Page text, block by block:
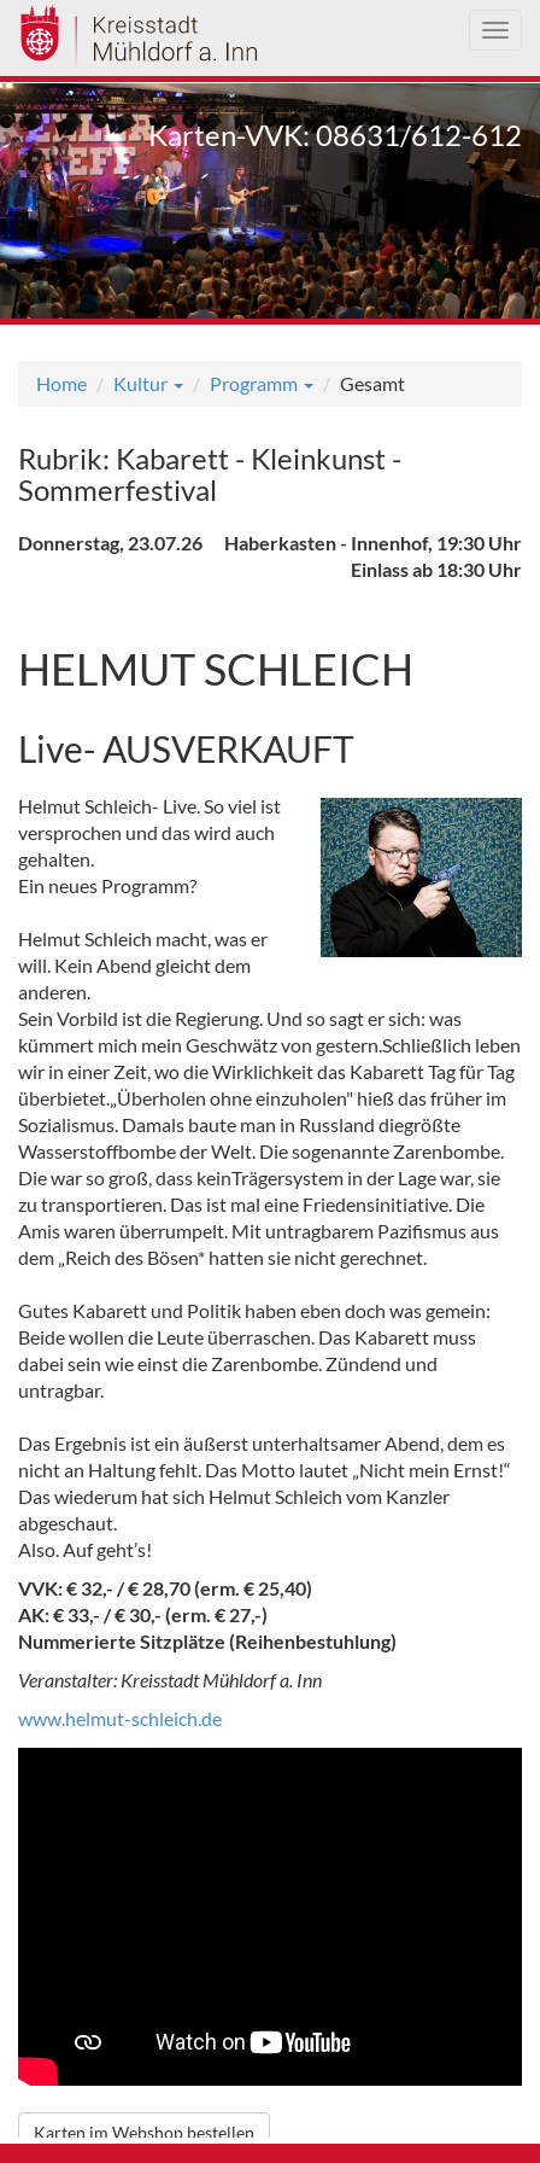
Direkt
zum
Inhalt
Karten-VVK: 08631/612-612
Home Kultur Programm Gesamt
Rubrik: Kabarett - Kleinkunst -
Sommerfestival
Haberkasten - Innenhof, 19:30 Uhr
Einlass ab 18:30 Uhr
Donnerstag, 23.07.26
HELMUT SCHLEICH
Live- AUSVERKAUFT
Helmut Schleich- Live. So viel ist
versprochen und das wird auch
gehalten.
Ein neues Programm?
Helmut Schleich macht, was er
will. Kein Abend gleicht dem
anderen.
Sein Vorbild ist die Regierung. Und so sagt er sich: was
kümmert mich mein Geschwätz von gestern.Schließlich leben
wir in einer Zeit, wo die Wirklichkeit das Kabarett Tag für Tag
überbietet.„Überholen ohne einzuholen" hieß das früher im
Sozialismus. Damals baute man in Russland diegrößte
Wasserstoffbombe der Welt. Die sogenannte Zarenbombe.
Die war so groß, dass keinTrägersystem in der Lage war, sie
zu transportieren. Das ist mal eine Friedensinitiative. Die
Amis waren überrumpelt. Mit untragbarem Pazifismus aus
dem „Reich des Bösen* hatten sie nicht gerechnet.
Gutes Kabarett und Politik haben eben doch was gemein:
Beide wollen die Leute überraschen. Das Kabarett muss
dabei sein wie einst die Zarenbombe. Zündend und
untragbar.
Das Ergebnis ist ein äußerst unterhaltsamer Abend, dem es
nicht an Haltung fehlt. Das Motto lautet „Nicht mein Ernst!“
Das wiederum hat sich Helmut Schleich vom Kanzler
abgeschaut.
Also. Auf geht’s!
VVK: € 32,- / € 28,70 (erm. € 25,40)
AK: € 33,- / € 30,- (erm. € 27,-)
Nummerierte Sitzplätze (Reihenbestuhlung)
Veranstalter: Kreisstadt Mühldorf a. Inn
www.helmut-schleich.de
Karten im Webshop bestellen